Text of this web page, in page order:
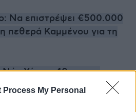
Process My Personal
Να επιστρέψει €500.000
πεθερά Καμμένου για τη
Νέα Υόρκη: 40χρονος
σύζυγό του που
αιμορραγία